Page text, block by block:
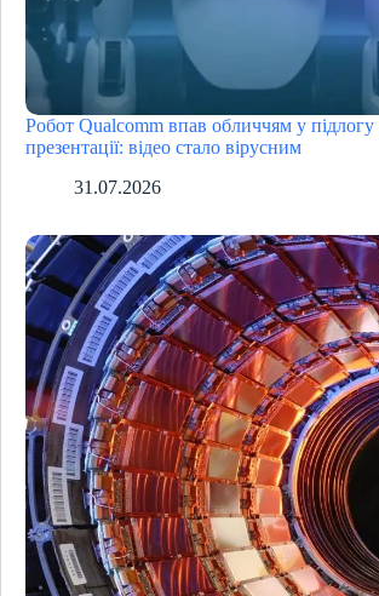
Робот Qualcomm впав обличчям у підлогу
презентації: відео стало вірусним
31.07.2026